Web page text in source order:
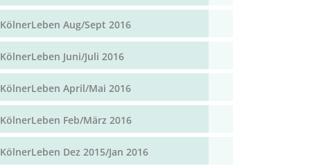
KölnerLeben Aug/Sept 2016
KölnerLeben Juni/Juli 2016
KölnerLeben April/Mai 2016
KölnerLeben Feb/März 2016
KölnerLeben Dez 2015/Jan 2016